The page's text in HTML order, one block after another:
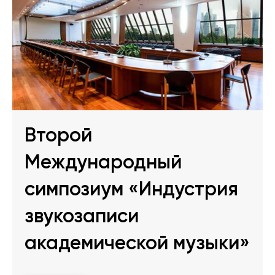
Второй
Международный
симпозиум «Индустрия
звукозаписи
академической музыки»